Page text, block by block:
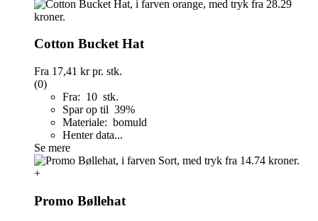
Cotton Bucket Hat
Fra 17,41 krpr. stk.
(0)
Fra: 10 stk.
Spar op til 39%
Materiale: bomuld
Henter data...
Se mere
+
Promo Bøllehat